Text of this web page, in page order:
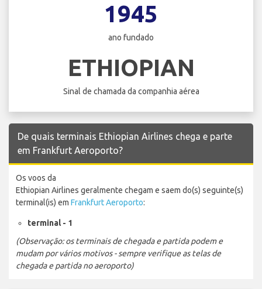
1945
ano fundado
ETHIOPIAN
Sinal de chamada da companhia aérea
De quais terminais Ethiopian Airlines chega e parte
em Frankfurt Aeroporto?
Os voos da
Ethiopian Airlines geralmente chegam e saem do(s) seguinte(s)
terminal(is) em Frankfurt Aeroporto:
terminal - 1
(Observação: os terminais de chegada e partida podem e
mudam por vários motivos - sempre verifique as telas de
chegada e partida no aeroporto)